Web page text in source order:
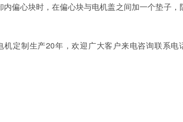
偏心块时，在偏心块与电机盖之间加一个垫子，
定制生产20年，欢迎广大客户来电咨询联系电